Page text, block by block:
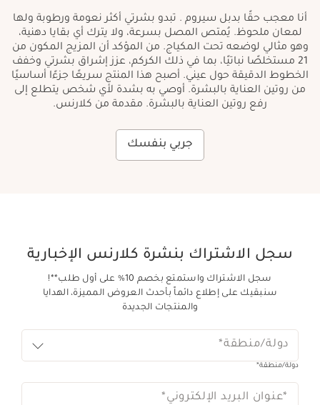
أنا معجب حقًا بدبل سيروم . تبدو بشرتي أكثر نعومة ورطوبة ولها
لمعان ملحوظ. يُمتص المصل بسرعة، ولا يترك أي بقايا دهنية،
وهو مثالي لوضعه تحت المكياج. من المؤكد أن المزيج المكون من
21 مستخلصًا نباتيًا، بما في ذلك الكركم، عزز إشراق بشرتي وخفف
الخطوط الدقيقة حول عيني. أصبح هذا المنتج سريعًا جزءًا أساسيًا
من روتين العناية بالبشرة. أوصي به بشدة لأي شخص يتطلع إلى
رفع روتين العناية بالبشرة. مقدمة من كلارنس.
جربي بنفسك
سجل الاشتراك بنشرة كلارنس الإخبارية
سجل الاشتراك واستمتع بخصم 10% على أول طلب**!
سنبقيك على إطلاع دائماً بأحدث العروض المميزة، الهدايا
والمنتجات الجديدة
دولة/منطقة*
دولة/منطقة*
*عنوان البريد الإلكتروني*